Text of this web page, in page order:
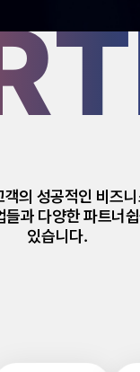
객의 성공적인 비즈
들과 다양한 파트너
있습니다.